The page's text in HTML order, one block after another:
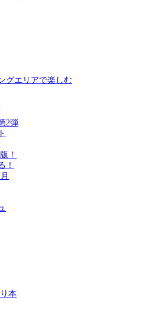
グエリアで楽しむ
2弾
！
！
本